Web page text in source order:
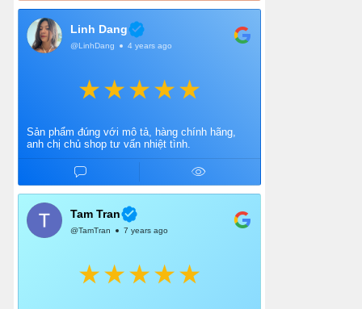
Linh Dang
@LinhDang 4 years ago
Sản phẩm đúng với mô tả, hàng chính hãng,
anh chị chủ shop tư vấn nhiệt tình.
Tam Tran
@TamTran 7 years ago